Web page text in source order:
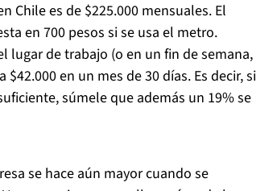
Chile es de $225.000 mensuales. El
en 700 pesos si se usa el metro.
lugar de trabajo (o en un fin de semana,
en un mes de 30 días. Es decir, si
súmele que además un 19% se
se hace aún mayor cuando se